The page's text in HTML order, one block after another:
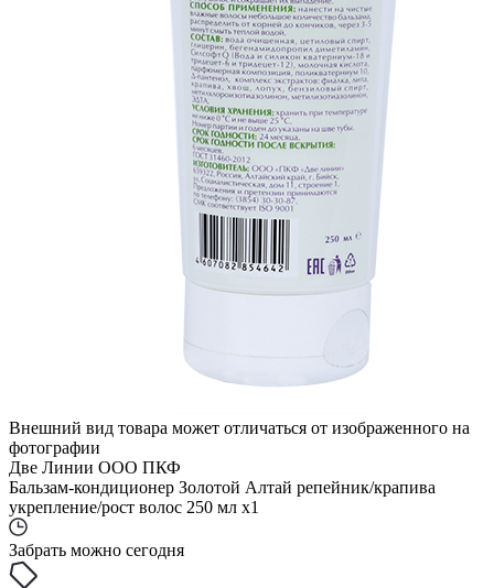
Внешний вид товара может отличаться от изображенного на
фотографии
Две Линии ООО ПКФ
Бальзам-кондиционер Золотой Алтай репейник/крапива
укрепление/рост волос 250 мл x1
Забрать можно сегодня